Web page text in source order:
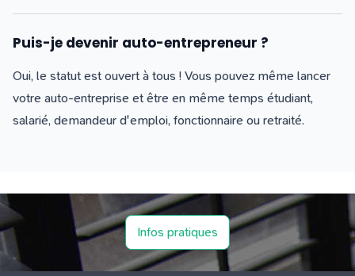
Puis-je devenir auto-entrepreneur ?
Oui, le statut est ouvert à tous ! Vous pouvez même lancer
votre auto-entreprise et être en même temps étudiant,
salarié, demandeur d'emploi, fonctionnaire ou retraité.
Infos pratiques